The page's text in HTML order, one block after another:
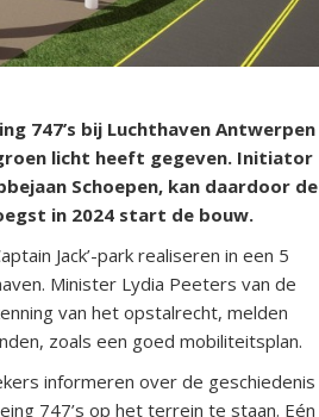
747’s bij Luchthaven Antwerpen
licht heeft gegeven. Initiator
Schoepen, kan daardoor de
in 2024 start de bouw.
Jack’-park realiseren in een 5
Minister Lydia Peeters van de
van het opstalrecht, melden
zoals een goed mobiliteitsplan.
informeren over de geschiedenis
747’s op het terrein te staan. Eén